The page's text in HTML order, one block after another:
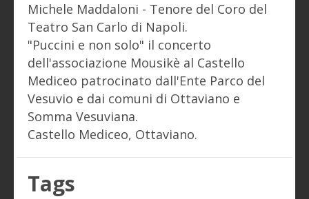
Michele Maddaloni - Tenore del Coro del
Teatro San Carlo di Napoli.
"Puccini e non solo" il concerto
dell'associazione Mousikè al Castello
Mediceo patrocinato dall'Ente Parco del
Vesuvio e dai comuni di Ottaviano e
Somma Vesuviana.
Castello Mediceo, Ottaviano.
Tags